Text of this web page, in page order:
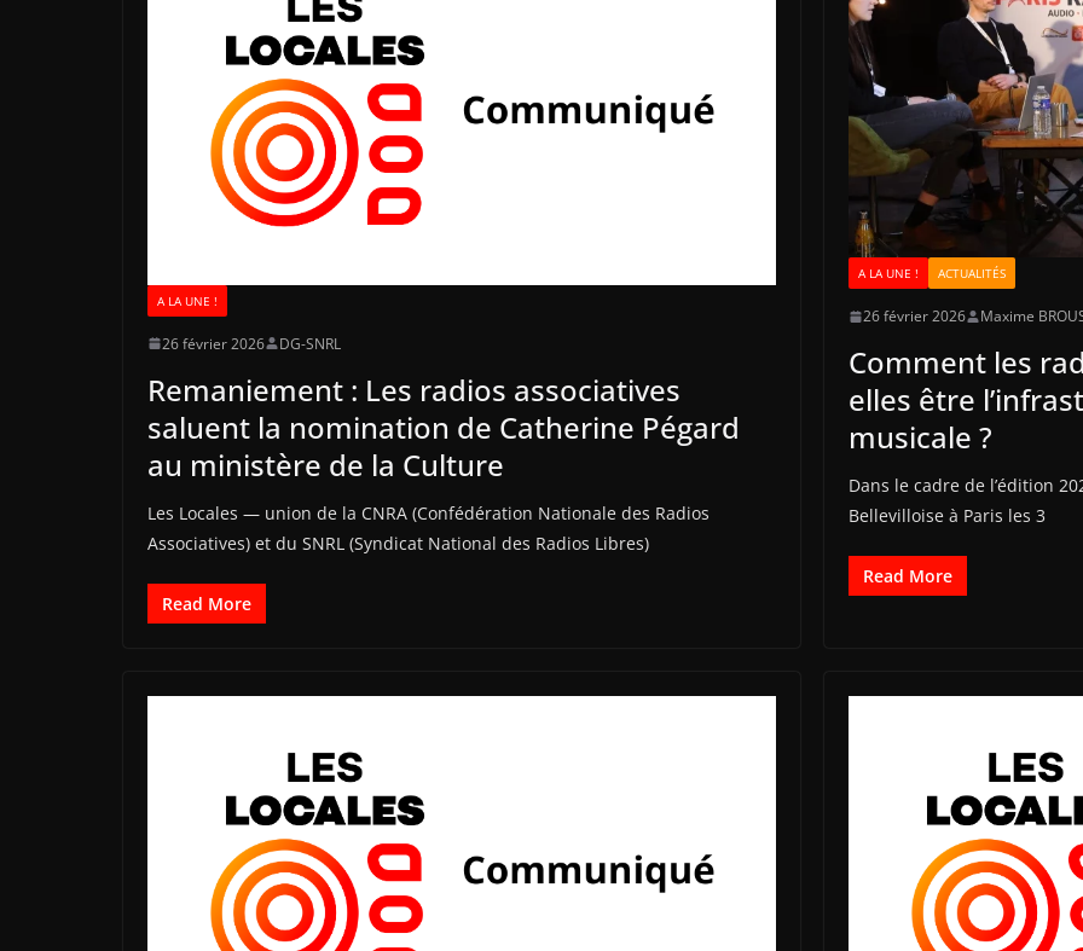
A LA UNE !
26 février 2026 DG-SNRL
Remaniement : Les radios associatives
saluent la nomination de Catherine Pégard
au ministère de la Culture
Les Locales — union de la CNRA (Confédération Nationale des Radios
Associatives) et du SNRL (Syndicat National des Radios Libres)
Read More
A LA UNE ! ACTUALITÉS
26 février 2026 Maxime
Comment les
elles être
musicale ?
Dans le cadre de l’édition
Bellevilloise à Paris les 3
Read More